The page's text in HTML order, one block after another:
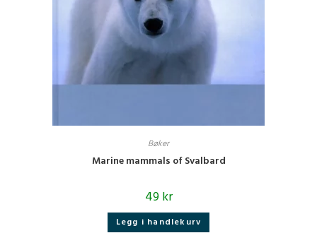
Bøker
Marine mammals of Svalbard
49kr
Legg i handlekurv